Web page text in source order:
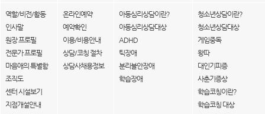
역할/비전/활동
인사말
원장 프로필
전문가 프로필
마음애의 특별함
조직도
센터 시설보기
지점개설안내
온라인예약
예약확인
이용/비용안내
상담/코칭 절차
상담사채용정보
아동심리상담이란?
아동심리상담대상
ADHD
틱장애
분리불안장애
학습장애
청소년상담이란?
청소년상담대상
게임중독
왕따
대인기피증
사춘기증상
학습코칭이란?
학습코칭 대상